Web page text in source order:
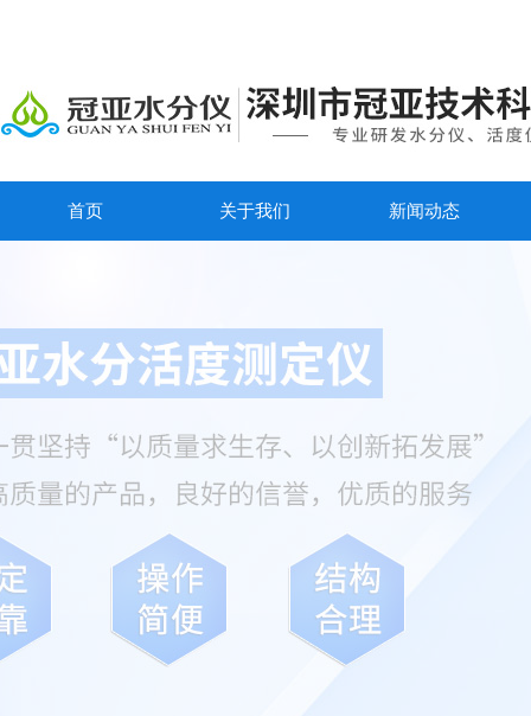
首页 关于我们 新闻动态